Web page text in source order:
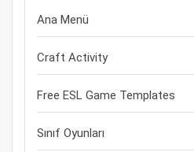
Ana Menü
Craft Activity
Free ESL Game Templates
Sınıf Oyunları